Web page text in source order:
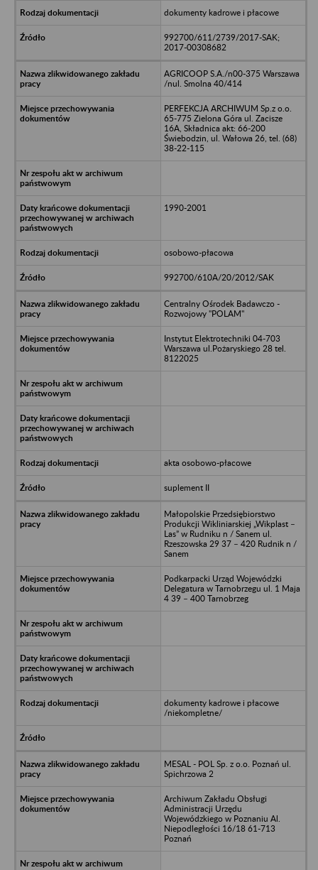
dokumenty kadrowe i płacowe
992700/611/2739/2017-SAK;
2017-00308682
AGRICOOP S.A./n00-375 Warszawa
/nul. Smolna 40/414
PERFEKCJA ARCHIWUM Sp.z o.o.
65-775 Zielona Góra ul. Zacisze
16A, Składnica akt: 66-200
Świebodzin, ul. Wałowa 26, tel. (68)
38-22-115
1990-2001
osobowo-płacowa
992700/610A/20/2012/SAK
Centralny Ośrodek Badawczo -
Rozwojowy "POLAM"
Instytut Elektrotechniki 04-703
Warszawa ul.Pożaryskiego 28 tel.
8122025
akta osobowo-płacowe
suplement II
Małopolskie Przedsiębiorstwo
Produkcji Wikliniarskiej „Wikplast –
Las” w Rudniku n / Sanem ul.
Rzeszowska 29 37 – 420 Rudnik n /
Sanem
Podkarpacki Urząd Wojewódzki
Delegatura w Tarnobrzegu ul. 1 Maja
4 39 – 400 Tarnobrzeg
dokumenty kadrowe i płacowe
/niekompletne/
MESAL - POL Sp. z o.o. Poznań ul.
Spichrzowa 2
Archiwum Zakładu Obsługi
Administracji Urzędu
Wojewódzkiego w Poznaniu Al.
Niepodległości 16/18 61-713
Poznań